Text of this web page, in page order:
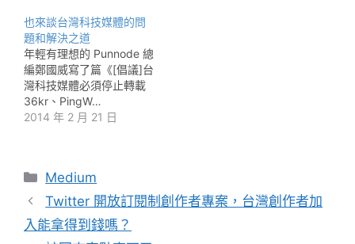
也來談台灣科技媒體的問
題和解決之道
年輕有理想的 Punnode 總
編鄭國威寫了篇《[倡議]台
灣科技媒體必須停止轉載
36kr、PingW…
2014 年 2 月 21 日
分
類
Medium
Twitter 開放訂閱制創作者專案，台灣創作者加
入能拿得到錢嗎？